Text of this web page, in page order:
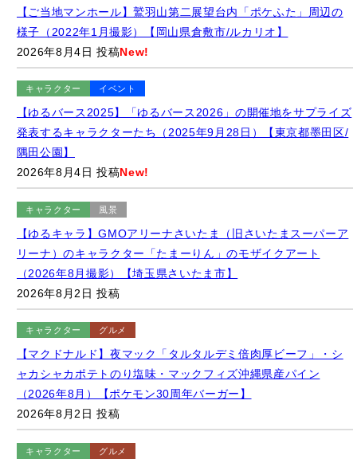
【ご当地マンホール】鷲羽山第二展望台内「ポケふた」周辺の
様子（2022年1月撮影）【岡山県倉敷市/ルカリオ】
2026年8月4日 投稿New!
キャラクター イベント
【ゆるバース2025】「ゆるバース2026」の開催地をサプライズ
発表するキャラクターたち（2025年9月28日）【東京都墨田区/
隅田公園】
2026年8月4日 投稿New!
キャラクター 風景
【ゆるキャラ】GMOアリーナさいたま（旧さいたまスーパーア
リーナ）のキャラクター「たまーりん」のモザイクアート
（2026年8月撮影）【埼玉県さいたま市】
2026年8月2日 投稿
キャラクター グルメ
【マクドナルド】夜マック「タルタルデミ倍肉厚ビーフ」・シ
ャカシャカポテトのり塩味・マックフィズ沖縄県産パイン
（2026年8月）【ポケモン30周年バーガー】
2026年8月2日 投稿
キャラクター グルメ